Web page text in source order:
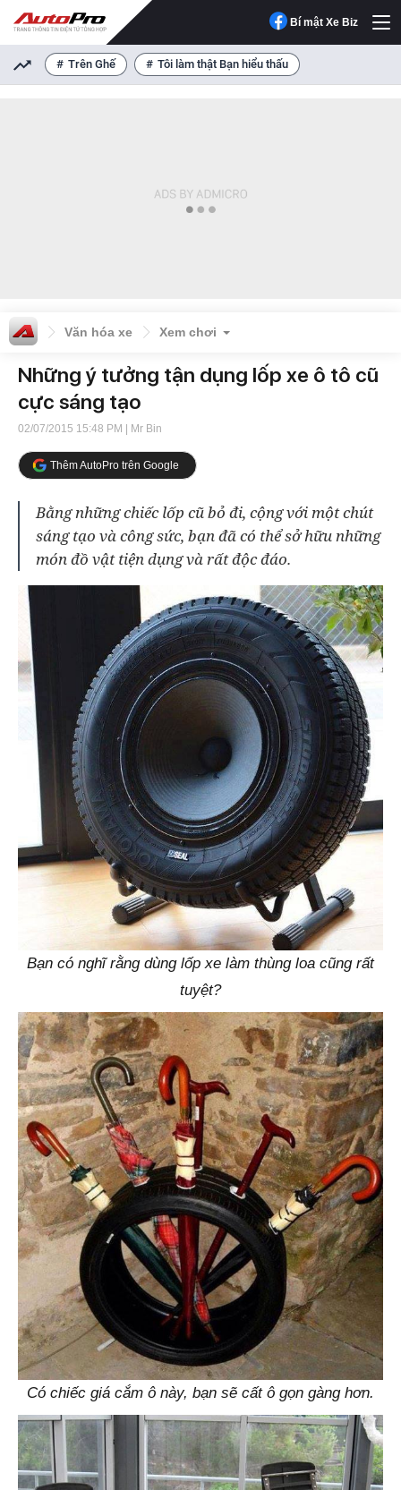
Bí mật Xe Biz
Trên Ghế Tôi làm thật Bạn hiểu thấu
Văn hóa xe Xem chơi
Những ý tưởng tận dụng lốp xe ô tô cũ
cực sáng tạo
02/07/2015 15:48 PM | Mr Bin
Thêm AutoPro trên Google
Bằng những chiếc lốp cũ bỏ đi, cộng với một chút
sáng tạo và công sức, bạn đã có thể sở hữu những
món đồ vật tiện dụng và rất độc đáo.
Bạn có nghĩ rằng dùng lốp xe làm thùng loa cũng rất
tuyệt?
Có chiếc giá cắm ô này, bạn sẽ cất ô gọn gàng hơn.